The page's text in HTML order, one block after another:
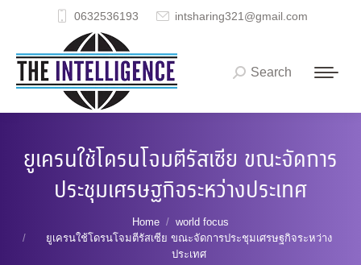
0632536193 intsharing321@gmail.com
Search:
Search
ยูเครนใช้โดรนโจมตีรัสเซีย ขณะจัดการ
ประชุมเศรษฐกิจระหว่างประเทศ
Home
world focus
ยูเครนใช้โดรนโจมตีรัสเซีย ขณะจัดการประชุมเศรษฐกิจระหว่าง
ประเทศ